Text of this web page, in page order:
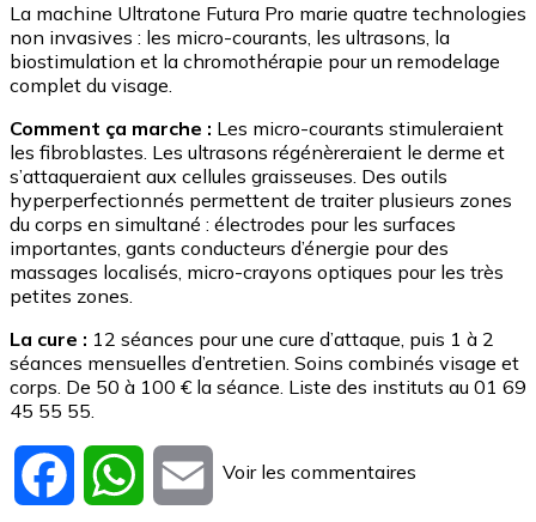
La machine Ultratone Futura Pro marie quatre technologies
non invasives : les micro-courants, les ultrasons, la
biostimulation et la chromothérapie pour un remodelage
complet du visage.
Comment ça marche : Les micro-courants stimuleraient
les fibroblastes. Les ultrasons régénèreraient le derme et
s’attaqueraient aux cellules graisseuses. Des outils
hyperperfectionnés permettent de traiter plusieurs zones
du corps en simultané : électrodes pour les surfaces
importantes, gants conducteurs d’énergie pour des
massages localisés, micro-crayons optiques pour les très
petites zones.
La cure : 12 séances pour une cure d’attaque, puis 1 à 2
séances mensuelles d’entretien. Soins combinés visage et
corps. De 50 à 100 € la séance. Liste des instituts au 01 69
45 55 55.
Facebook WhatsApp
Email
Voir les commentaires